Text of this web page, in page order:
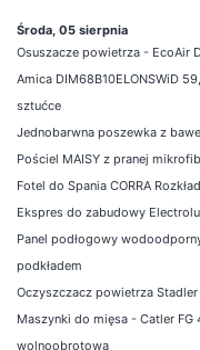
Środa, 05 sierpnia
Osuszacze powietrza - EcoAir
Amica DIM68B10ELONSWiD
sztućce
Jednobarwna poszewka z
Pościel MAISY z pranej
Fotel do Spania CORRA
Ekspres do zabudowy
Panel podłogowy
podkładem
Oczyszczacz powietrza
Maszynki do mięsa - Catler
wolnoobrotowa